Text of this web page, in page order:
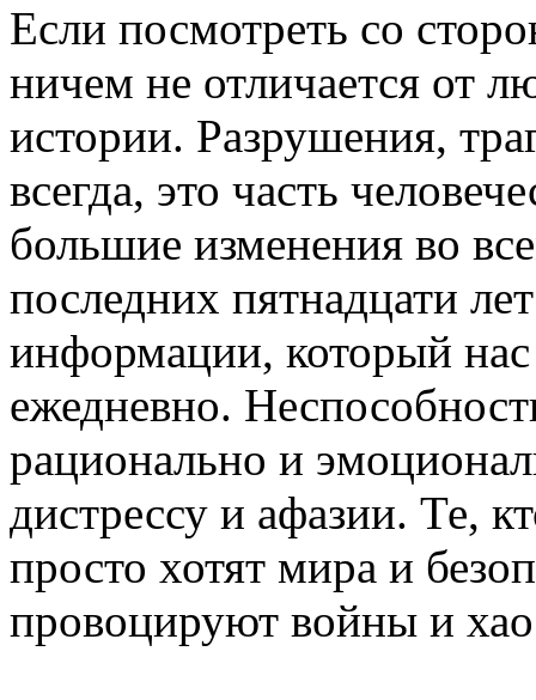
Если посмотреть со
ничем не отличается от
истории. Разрушения,
всегда, это часть
большие изменения во
последних пятнадцати
информации, который нас
ежедневно.
рационально и
дистрессу и афазии. Те,
просто хотят мира и
провоцируют войны и